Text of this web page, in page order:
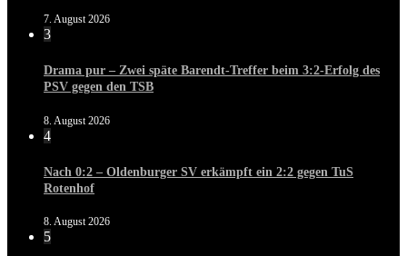
7. August 2026
3
Drama pur – Zwei späte Barendt-Treffer beim 3:2-Erfolg des
PSV gegen den TSB
8. August 2026
4
Nach 0:2 – Oldenburger SV erkämpft ein 2:2 gegen TuS
Rotenhof
8. August 2026
5